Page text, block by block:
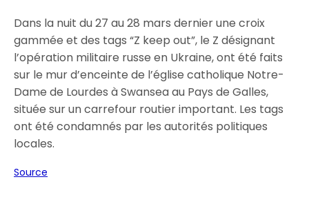
Dans la nuit du 27 au 28 mars dernier une croix
gammée et des tags “Z keep out”, le Z désignant
l’opération militaire russe en Ukraine, ont été faits
sur le mur d’enceinte de l’église catholique Notre-
Dame de Lourdes à Swansea au Pays de Galles,
située sur un carrefour routier important. Les tags
ont été condamnés par les autorités politiques
locales.
Source